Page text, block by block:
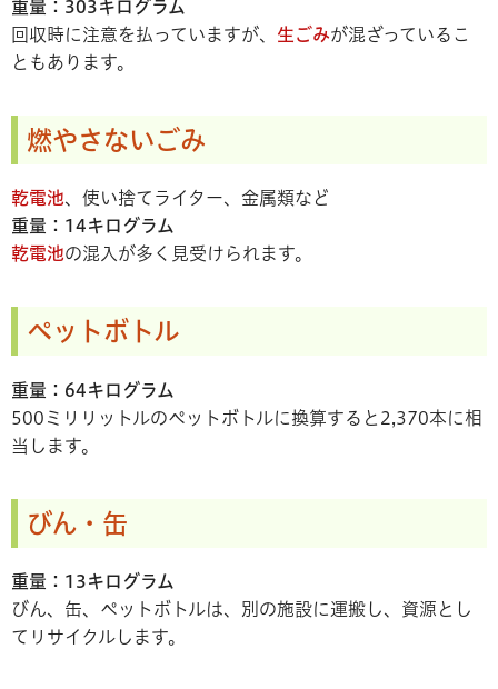
重量：303キログラム
回収時に注意を払っていますが、 生ごみが混ざっているこ
ともあります。
燃やさないごみ
乾電池、使い捨てライター、金属類など
重量：14キログラム
乾電池の混入が多く見受けられます。
ペットボトル
重量：64キログラム
500ミリリットルのペットボトルに換算すると2,370本に相
当します。
びん・缶
重量：13キログラム
びん、缶、ペットボトルは、別の施設に運搬し、資源とし
てリサイクルします。